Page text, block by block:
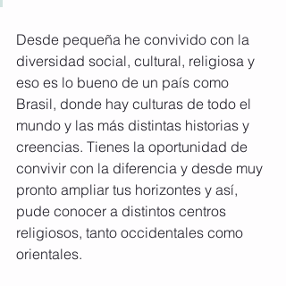
Desde pequeña he convivido con la
diversidad social, cultural, religiosa y
eso es lo bueno de un país como
Brasil, donde hay culturas de todo el
mundo y las más distintas historias y
creencias. Tienes la oportunidad de
convivir con la diferencia y desde muy
pronto ampliar tus horizontes y así,
pude conocer a distintos centros
religiosos, tanto occidentales como
orientales.